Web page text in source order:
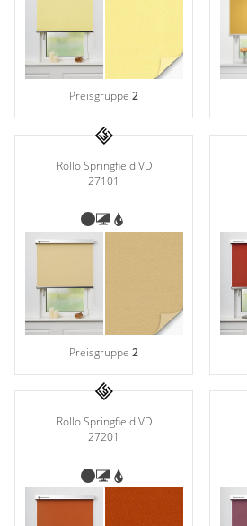
Preisgruppe2
Rollo Springfield VD
27101
Preisgruppe2
Rollo Springfield VD
27201